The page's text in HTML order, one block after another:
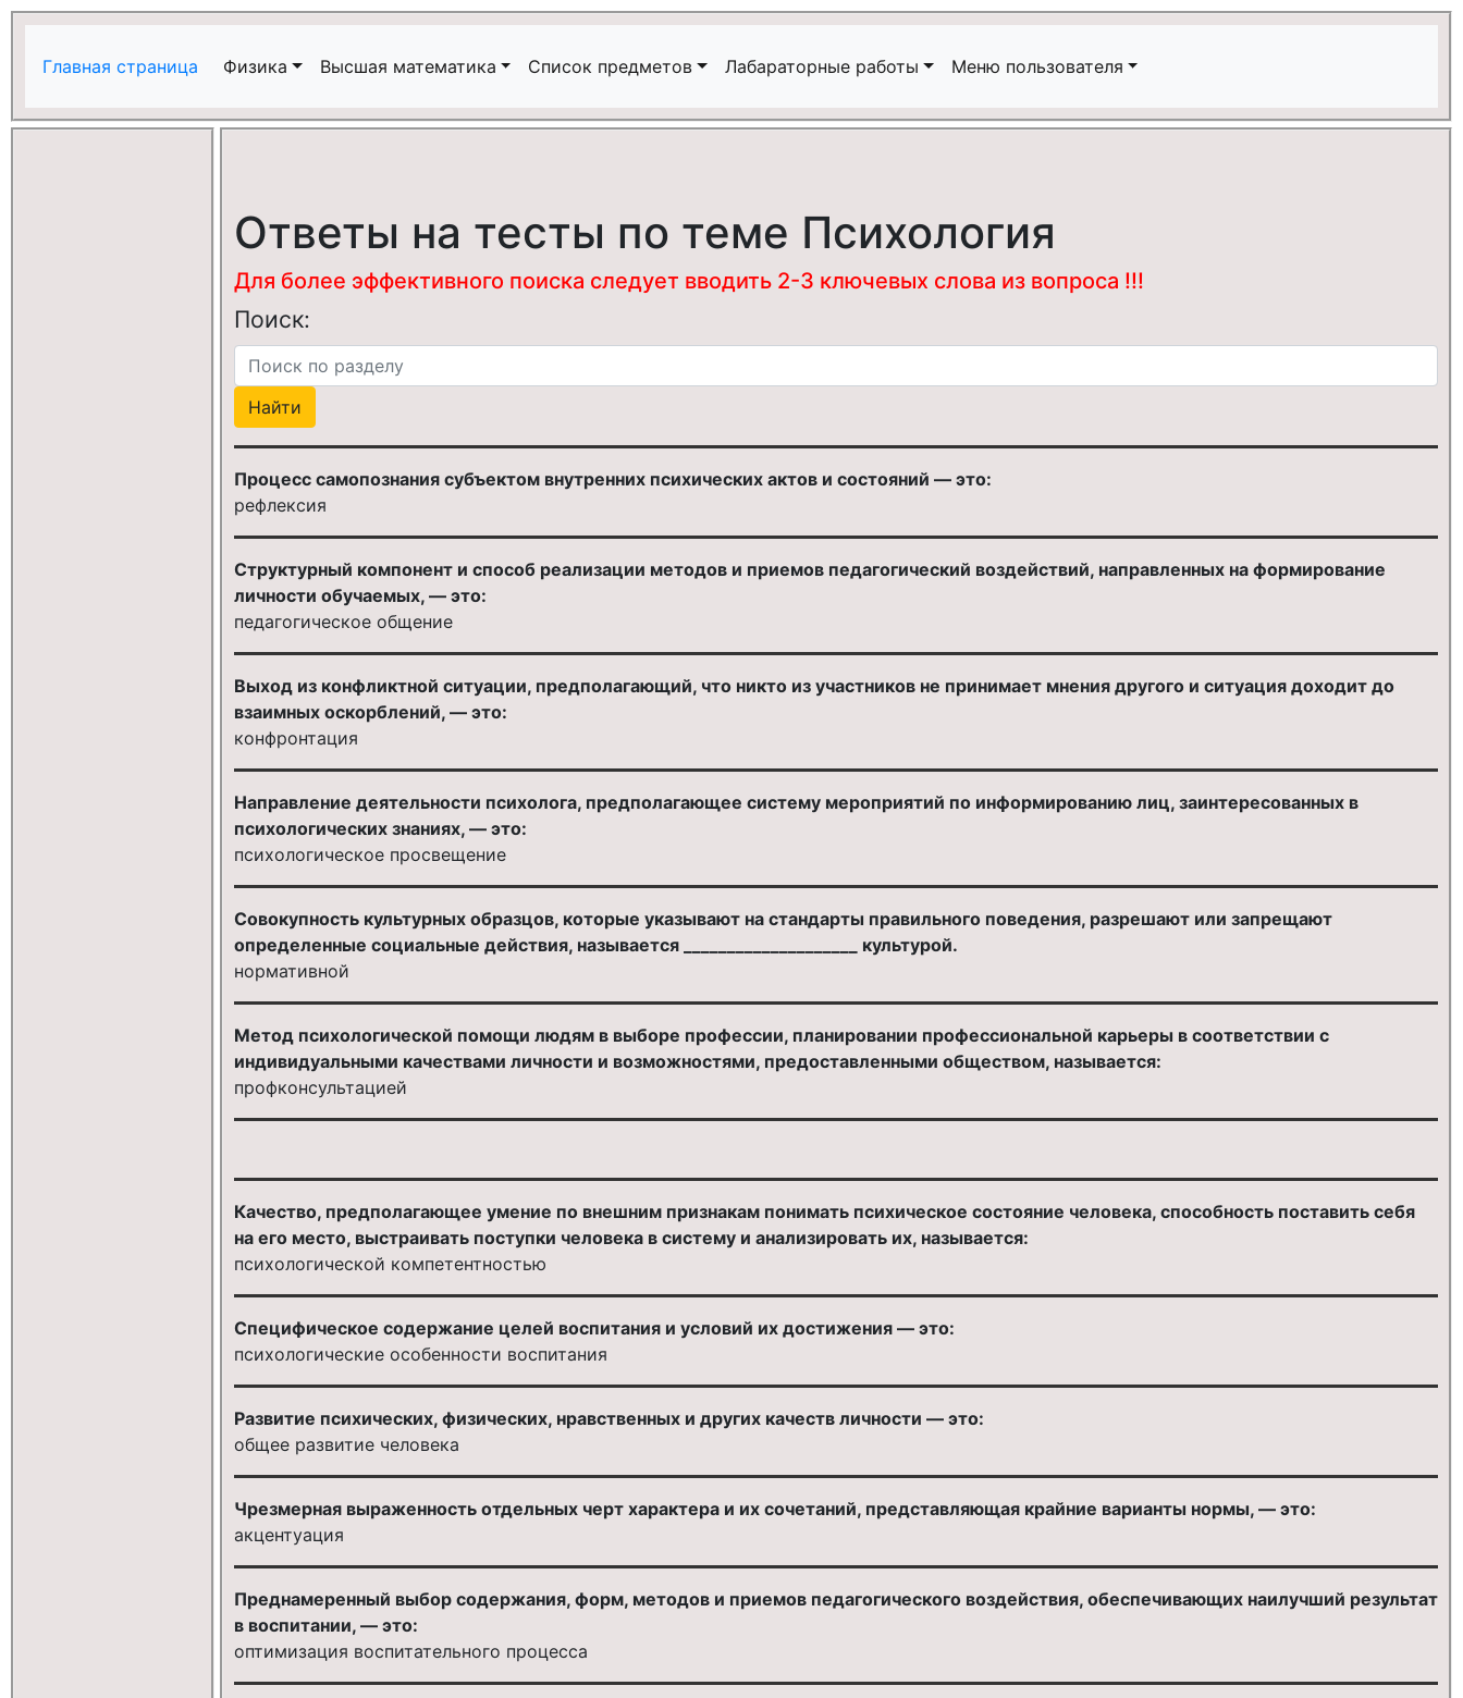
Главная страница Физика Высшая математика Список предметов Лабараторные работы Меню пользователя
Ответы на тесты по теме Психология
Для более эффективного поиска следует вводить 2-3 ключевых слова из вопроса !!!
Поиск:
Процесс самопознания субъектом внутренних психических актов и состояний — это:
рефлексия
Структурный компонент и способ реализации методов и приемов педагогический воздействий, направленных на формирование
личности обучаемых, — это:
педагогическое общение
Выход из конфликтной ситуации, предполагающий, что никто из участников не принимает мнения другого и ситуация доходит до
взаимных оскорблений, — это:
конфронтация
Направление деятельности психолога, предполагающее систему мероприятий по информированию лиц, заинтересованных в
психологических знаниях, — это:
психологическое просвещение
Совокупность культурных образцов, которые указывают на стандарты правильного поведения, разрешают или запрещают
определенные социальные действия, называется ____________________ культурой.
нормативной
Метод психологической помощи людям в выборе профессии, планировании профессиональной карьеры в соответствии с
индивидуальными качествами личности и возможностями, предоставленными обществом, называется:
профконсультацией
Качество, предполагающее умение по внешним признакам понимать психическое состояние человека, способность поставить себя
на его место, выстраивать поступки человека в систему и анализировать их, называется:
психологической компетентностью
Специфическое содержание целей воспитания и условий их достижения — это:
психологические особенности воспитания
Развитие психических, физических, нравственных и других качеств личности — это:
общее развитие человека
Чрезмерная выраженность отдельных черт характера и их сочетаний, представляющая крайние варианты нормы, — это:
акцентуация
Преднамеренный выбор содержания, форм, методов и приемов педагогического воздействия, обеспечивающих наилучший результат
в воспитании, — это:
оптимизация воспитательного процесса